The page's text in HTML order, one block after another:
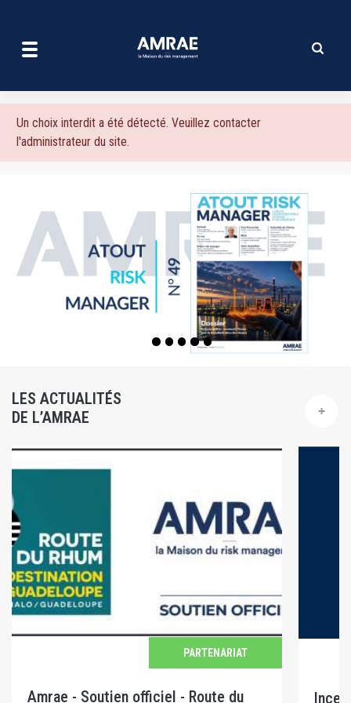
contenu
Message
d'erreur
Un choix interdit a été détecté. Veuillez contacter
l'administrateur du site.
LES ACTUALITÉS
DE L’AMRAE
PARTENARIAT
Amrae - Soutien officiel - Route du